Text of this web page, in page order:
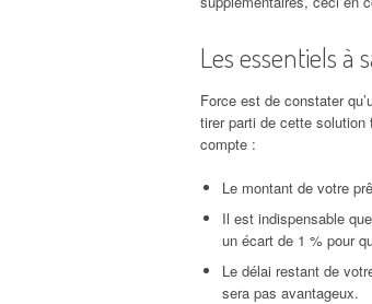
Les essentiels à
Force est de constater
tirer parti de cette
compte :
Le montant de votre
Il est indispensable
un écart de 1 % pour
Le délai restant de
sera pas avantageux.